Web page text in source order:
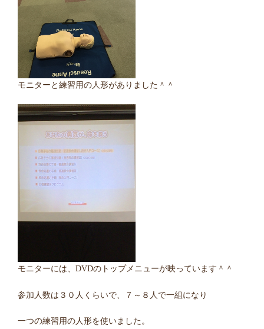
モニターと練習用の人形がありました＾＾
モニターには、DVDのトップメニューが映っています＾＾
参加人数は３０人くらいで、７～８人で一組になり
一つの練習用の人形を使いました。